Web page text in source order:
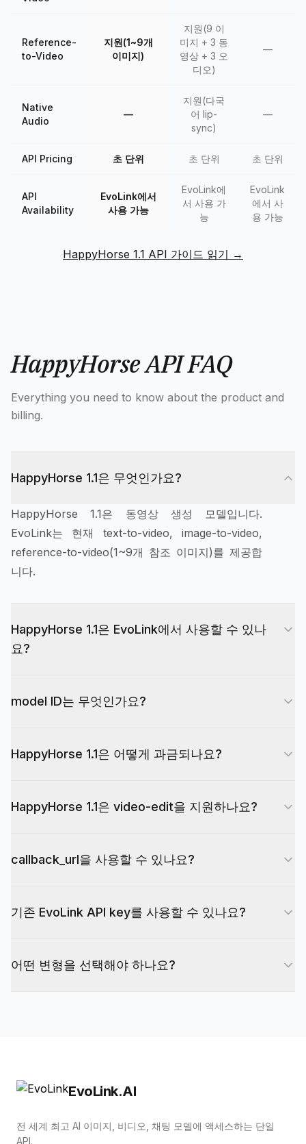
Reference-
to-Video
지원(1~9개
이미지)
지원(9 이
미지 + 3 동
영상 + 3 오
디오)
—
Native
Audio
—
지원(다국
어 lip-
sync)
—
API Pricing 초 단위 초 단위 초 단위
API
Availability
EvoLink에서
사용 가능
EvoLink에
서 사용 가
능
EvoLink
에서 사
용 가능
HappyHorse 1.1 API 가이드 읽기 →
HappyHorse API FAQ
Everything you need to know about the product and
billing.
HappyHorse 1.1은 무엇인가요?
HappyHorse 1.1은 동영상 생성 모델입니다.
EvoLink는 현재 text-to-video, image-to-video,
reference-to-video(1~9개 참조 이미지)를 제공합
니다.
HappyHorse 1.1은 EvoLink에서 사용할 수 있나
요?
playground, API reference에 제공되어 있습니다.
model ID는 무엇인가요?
image-to-video, happyhorse-1.1-reference-to-
HappyHorse 1.1은 어떻게 과금되나요?
이지의 pricing 표를 확인하세요.
HappyHorse 1.1은 video-edit을 지원하나요?
image-to-video, reference-to-video만 제공합니
callback_url을 사용할 수 있나요?
백을 받을 수 있습니다.
기존 EvoLink API key를 사용할 수 있나요?
금 시스템을 사용합니다.
어떤 변형을 선택해야 하나요?
EvoLink.AI
전 세계 최고 AI 이미지, 비디오, 채팅 모델에 액세스하는 단일
API.